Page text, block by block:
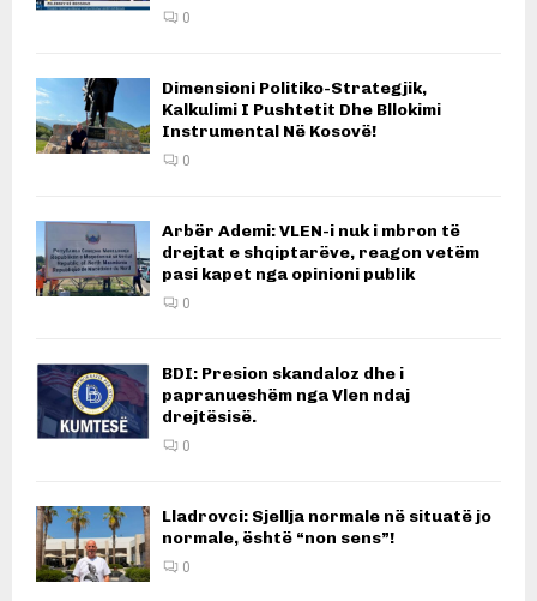
0
Dimensioni Politiko-Strategjik,
Kalkulimi I Pushtetit Dhe Bllokimi
Instrumental Në Kosovë!
0
Arbër Ademi: VLEN-i nuk i mbron të
drejtat e shqiptarëve, reagon vetëm
pasi kapet nga opinioni publik
0
BDI: Presion skandaloz dhe i
papranueshëm nga Vlen ndaj
drejtësisë.
0
Lladrovci: Sjellja normale në situatë jo
normale, është “non sens”!
0